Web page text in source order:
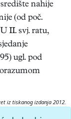
nahije
(od poč.
U II. svj. ratu,
ugl. pod
iz tiskanog izdanja 2012.